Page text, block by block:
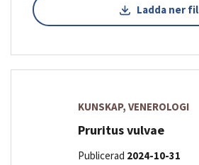
Ladda ner fil
KUNSKAP, VENEROLOGI
Pruritus vulvae
Publicerad 2024-10-31